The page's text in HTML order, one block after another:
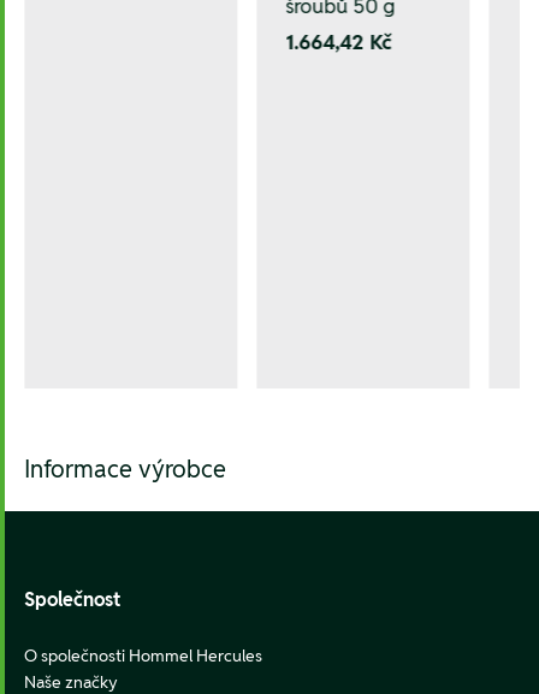
šroubů 50 g
1.664,42 Kč
Informace výrobce
Společnost
O společnosti Hommel Hercules
Naše značky